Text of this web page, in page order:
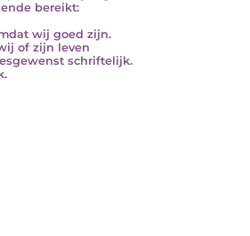
bereikt:
wij goed zijn.
of zijn leven
schriftelijk.